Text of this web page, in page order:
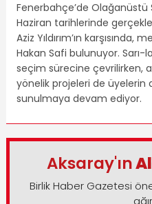
Fenerbahçe’de
Haziran tarihlerinde
Aziz Yıldırım’ın
Hakan Safi bulunuyor.
seçim sürecine çevrilirken,
yönelik projeleri de üyelerin
sunulmaya devam ediyor.
Aksaray'ın
Birlik Haber Gazetesi